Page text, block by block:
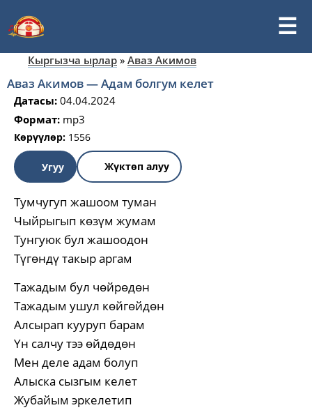
Кыргызча ырлар » Аваз Акимов
Аваз Акимов — Адам болгум келет
Датасы: 04.04.2024
Формат: mp3
Көрүүлөр: 1556
Угуу Жүктөп алуу
Тумчугуп жашоом туман
Чыйрыгып көзүм жумам
Тунгуюк бул жашоодон
Түгөндү такыр аргам
Тажадым бул чөйрөдөн
Тажадым ушул көйгөйдөн
Алсырап кууруп барам
Үн салчу тээ өйдөдөн
Мен деле адам болуп
Алыска сызгым келет
Жубайым эркелетип